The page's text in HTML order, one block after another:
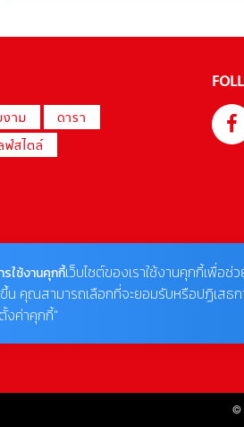
าม
ดารา
ฟ์สไตล์
©
รใช้งานคุกกี้เว็บไซต์ของเราใช้งานคุกกี้เพื่อช่
น คุณสามารถเลือกที่จะยอมรับหรือปฏิเสธก
งค่าคุกกี้”